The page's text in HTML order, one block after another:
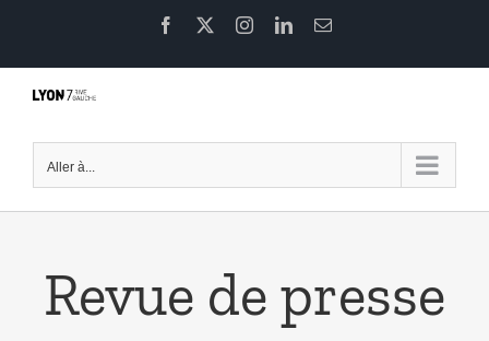
contenu
Facebook InstagramLinkedInEmail
Aller à...
Revue de presse